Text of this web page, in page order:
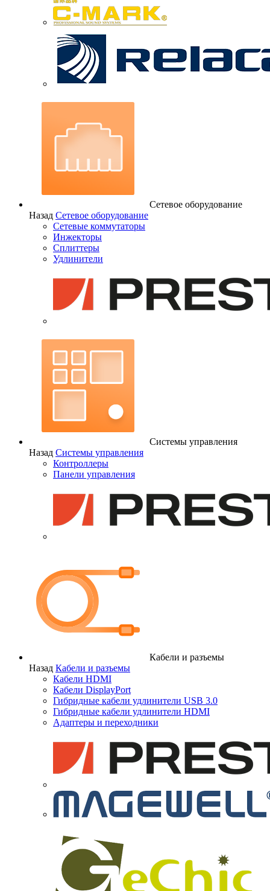
Сетевое оборудование
Назад Сетевое оборудование
Сетевые коммутаторы
Инжекторы
Сплиттеры
Удлинители
Системы управления
Назад Системы управления
Контроллеры
Панели управления
Кабели и разъемы
Назад Кабели и разъемы
Кабели HDMI
Кабели DisplayPort
Гибридные кабели удлинители USB 3.0
Гибридные кабели удлинители HDMI
Адаптеры и переходники